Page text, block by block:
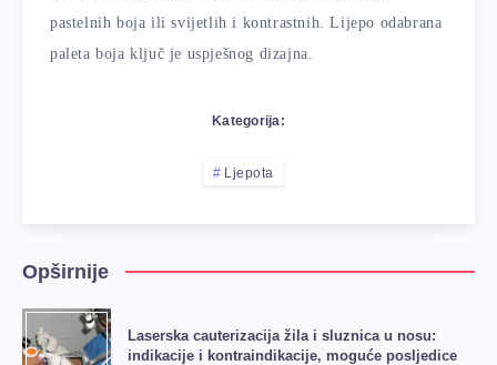
pastelnih boja ili svijetlih i kontrastnih. Lijepo odabrana
paleta boja ključ je uspješnog dizajna.
Kategorija:
Ljepota
Opširnije
Laserska cauterizacija žila i sluznica u nosu:
indikacije i kontraindikacije, moguće posljedice